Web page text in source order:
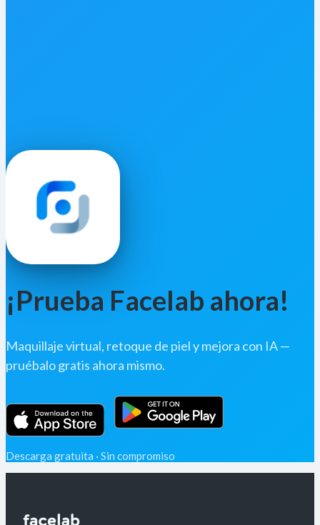
¡Prueba Facelab ahora!
Maquillaje virtual, retoque de piel y mejora con IA —
pruébalo gratis ahora mismo.
Descarga gratuita · Sin compromiso